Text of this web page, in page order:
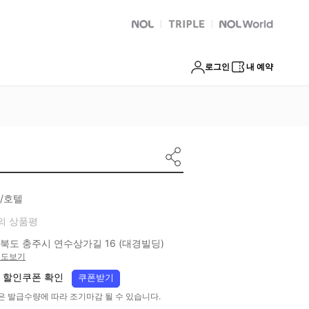
NOL 트리플 Global Interpark
로그인 내 예약
호텔
상품평
도 충주시 연수상가길 16 (대경빌딩)
보기
할인쿠폰 확인 쿠폰받기
발급수량에 따라 조기마감 될 수 있습니다.